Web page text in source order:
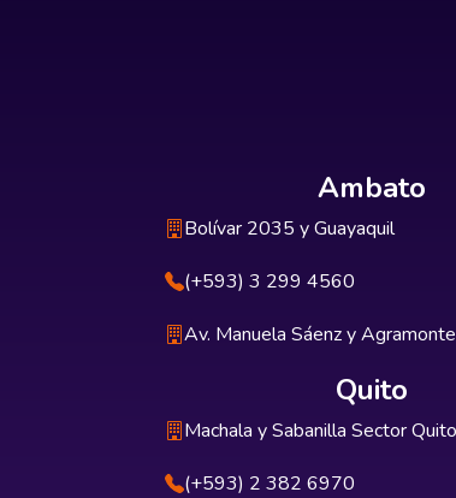
Ambato
Bolívar 2035 y Guayaquil
(+593) 3 299 4560
Av. Manuela Sáenz y Agramonte
Quito
Machala y Sabanilla Sector
(+593) 2 382 6970